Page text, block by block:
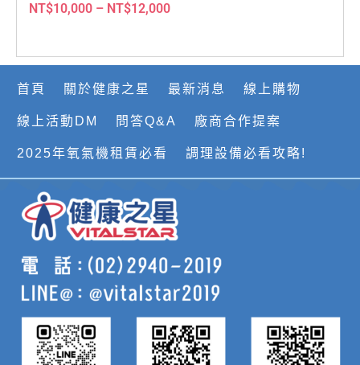
NT$10,000 – NT$12,000
首頁 關於健康之星 最新消息 線上購物
線上活動DM 問答Q&A 廠商合作提案
2025年氧氣機租賃必看 調理設備必看攻略!